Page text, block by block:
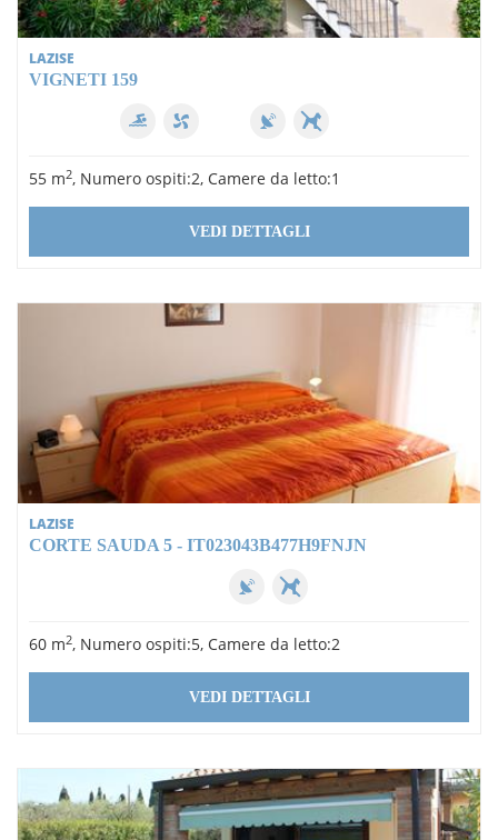
LAZISE
VIGNETI 159
55 m2, Numero ospiti:2, Camere da letto:1
VEDI DETTAGLI
LAZISE
CORTE SAUDA 5 - IT023043B477H9FNJN
60 m2, Numero ospiti:5, Camere da letto:2
VEDI DETTAGLI